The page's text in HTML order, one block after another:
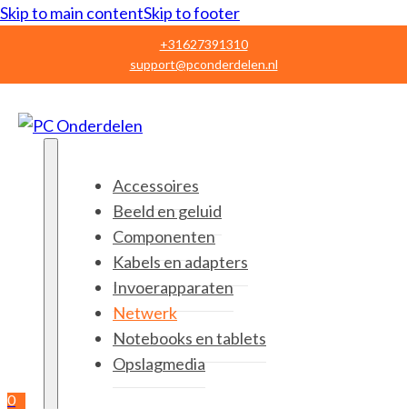
Skip to main contentSkip to footer
+31627391310
support@pconderdelen.nl
0
Accessoires
Beeld en geluid
Componenten
Kabels en adapters
Invoerapparaten
Netwerk
Notebooks en tablets
Opslagmedia